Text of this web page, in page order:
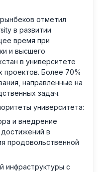
отметил
в развитии
время при
и высшего
в университете
проектов. Более 70%
направленные на
задач.
университета:
и внедрение
в
продовольственной
инфраструктуры с